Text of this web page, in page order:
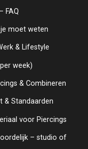
FAQ
moet weten
& Lifestyle
week)
& Combineren
& Standaarden
voor Piercings
– studio of